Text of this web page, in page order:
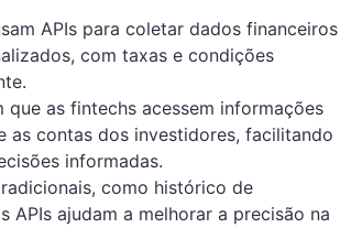
APIs para coletar dados financeiros
com taxas e condições
que as fintechs acessem informações
as contas dos investidores, facilitando
informadas.
como histórico de
ajudam a melhorar a precisão na